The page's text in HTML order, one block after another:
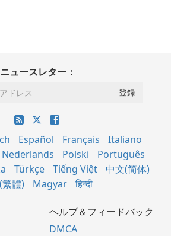
ニュースレター：
Español Français
Italiano
Nederlands Polski
Português
Türkçe Tiếng Việt
中文(简体)
繁體)
Magyar हिन्दी
ヘルプ＆フィードバック
DMCA